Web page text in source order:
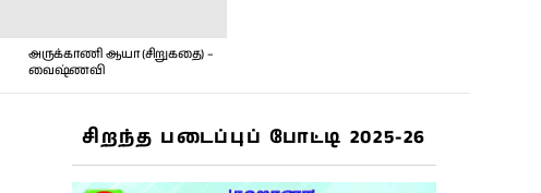
அருக்காணி ஆயா (சிறுகதை) –
வைஷ்ணவி
சிறந்த படைப்புப் போட்டி 2025-26